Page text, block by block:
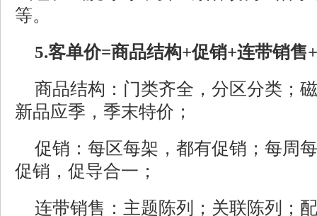
等。
5.客单价=商品结构+促销+连带销售
商品结构：门类齐全，分区分类；
新品应季，季末特价；
促销：每区每架，都有促销；每周
促销，促导合一；
连带销售：主题陈列；关联陈列；